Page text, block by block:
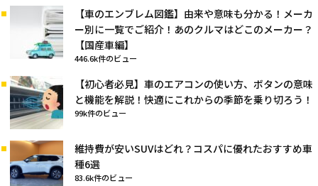
【車のエンブレム図鑑】由来や意味も分かる！メーカ
ー別に一覧でご紹介！あのクルマはどこのメーカー？
【国産車編】
446.6k件のビュー
【初心者必見】車のエアコンの使い方、ボタンの意味
と機能を解説！快適にこれからの季節を乗り切ろう！
99k件のビュー
維持費が安いSUVはどれ？コスパに優れたおすすめ車
種6選
83.6k件のビュー